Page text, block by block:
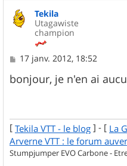
Tekila
Utagawiste
champion
M
s
s
17 janv. 2012, 18:52
bonjour, je n'en ai
[ Tekila VTT - le blog ] - [ La
Arverne VTT : le forum
Stumpjumper EVO Carbone -